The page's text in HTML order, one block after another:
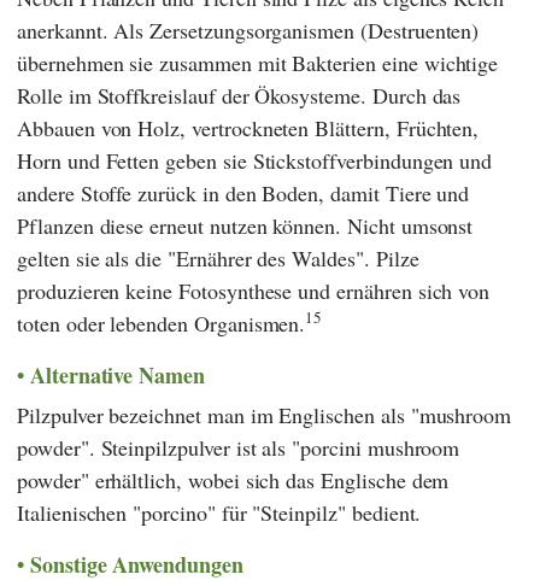
anerkannt. Als Zersetzungsorganismen (Destruenten)
übernehmen sie zusammen mit Bakterien eine wichtige
Rolle im Stoffkreislauf der Ökosysteme. Durch das
Abbauen von Holz, vertrockneten Blättern, Früchten,
Horn und Fetten geben sie Stickstoffverbindungen und
andere Stoffe zurück in den Boden, damit Tiere und
Pflanzen diese erneut nutzen können. Nicht umsonst
gelten sie als die "Ernährer des Waldes". Pilze
produzieren keine Fotosynthese und ernähren sich von
toten oder lebenden Organismen.15
Alternative Namen
Pilzpulver bezeichnet man im Englischen als "mushroom
powder". Steinpilzpulver ist als "porcini mushroom
powder" erhältlich, wobei sich das Englische dem
Italienischen "porcino" für "Steinpilz" bedient.
Sonstige Anwendungen